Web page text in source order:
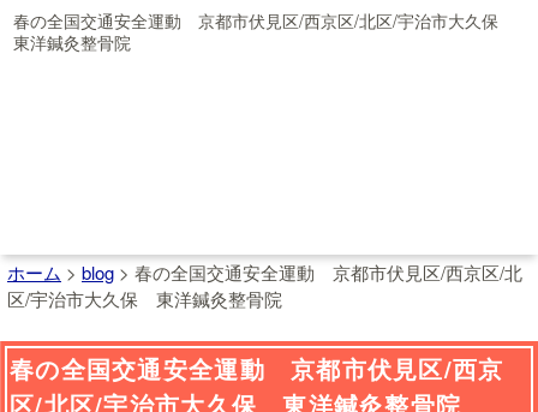
春の全国交通安全運動 京都市伏見区/西京区/北区/宇治市大久保
東洋鍼灸整骨院
ホーム > blog > 春の全国交通安全運動 京都市伏見区/西京区/北
区/宇治市大久保 東洋鍼灸整骨院
春の全国交通安全運動 京都市伏見区/西京
区/北区/宇治市大久保 東洋鍼灸整骨院